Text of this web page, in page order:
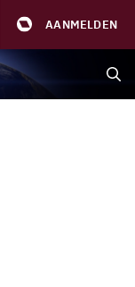
AANMELDEN